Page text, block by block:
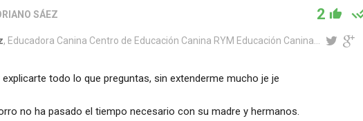
SÁEZ 2
, Educadora Canina Centro de Educación Canina RYM Educación Canina...
todo lo que preguntas, sin extenderme mucho je je
no ha pasado el tiempo necesario con su madre y hermanos.